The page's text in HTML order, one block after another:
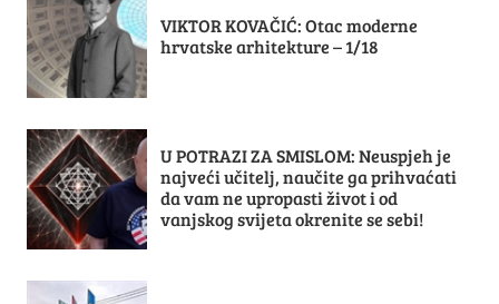
VIKTOR KOVAČIĆ: Otac moderne
hrvatske arhitekture – 1/18
U POTRAZI ZA SMISLOM: Neuspjeh je
najveći učitelj, naučite ga prihvaćati
da vam ne upropasti život i od
vanjskog svijeta okrenite se sebi!